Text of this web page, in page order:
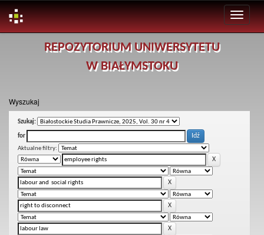
REPOZYTORIUM UNIWERSYTETU
W BIAŁYMSTOKU
Wyszukaj
Szukaj:
for
Aktualne filtry: